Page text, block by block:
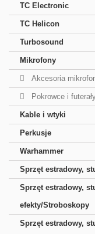
TC Electronic
TC Helicon
Turbosound
Mikrofony
Akcesoria
Pokrowce i
Kable i wtyki
Perkusje
Warhammer
Sprzęt estradowy,
Sprzęt estradowy,
efekty/Stroboskopy
Sprzęt estradowy,